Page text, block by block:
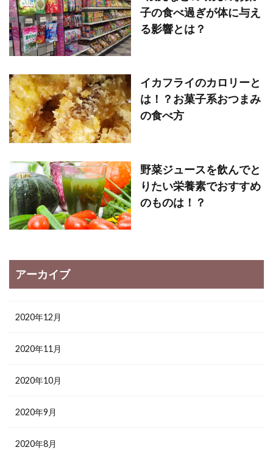
子の食べ過ぎが体に与え
る影響とは？
イカフライのカロリーと
は！？お菓子系おつまみ
の食べ方
野菜ジュースを飲んでと
りたい栄養素でおすすめ
のものは！？
アーカイブ
2020年12月
2020年11月
2020年10月
2020年9月
2020年8月